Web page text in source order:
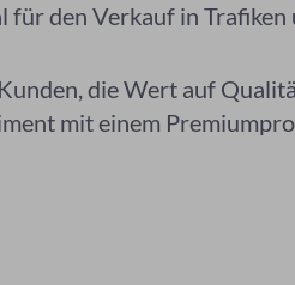
den Verkauf in Trafiken
die Wert auf
mit einem